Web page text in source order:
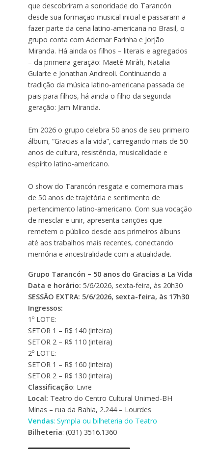
que descobriram a sonoridade do Tarancón
desde sua formação musical inicial e passaram a
fazer parte da cena latino-americana no Brasil, o
grupo conta com Ademar Farinha e Jorjão
Miranda. Há ainda os filhos – literais e agregados
– da primeira geração: Maetê Miràh, Natalia
Gularte e Jonathan Andreoli. Continuando a
tradição da música latino-americana passada de
pais para filhos, há ainda o filho da segunda
geração: Jam Miranda.
Em 2026 o grupo celebra 50 anos de seu primeiro
álbum, “Gracias a la vida”, carregando mais de 50
anos de cultura, resistência, musicalidade e
espírito latino-americano.
O show do Tarancón resgata e comemora mais
de 50 anos de trajetória e sentimento de
pertencimento latino-americano. Com sua vocação
de mesclar e unir, apresenta canções que
remetem o público desde aos primeiros álbuns
até aos trabalhos mais recentes, conectando
memória e ancestralidade com a atualidade.
Grupo Tarancón – 50 anos do Gracias a La Vida
Data e horário: 5/6/2026, sexta-feira, às 20h30
SESSÃO EXTRA: 5/6/2026, sexta-feira, às 17h30
Ingressos:
1º LOTE:
SETOR 1 – R$ 140 (inteira)
SETOR 2 – R$ 110 (inteira)
2º LOTE:
SETOR 1 – R$ 160 (inteira)
SETOR 2 – R$ 130 (inteira)
Classificação: Livre
Local: Teatro do Centro Cultural Unimed-BH
Minas – rua da Bahia, 2.244 – Lourdes
Vendas: Sympla ou bilheteria do Teatro
Bilheteria: (031) 3516.1360